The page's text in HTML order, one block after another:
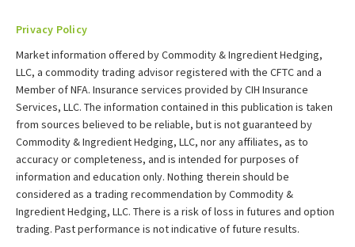
Market information offered by Commodity & Ingredient Hedging,
LLC, a commodity trading advisor registered with the CFTC and a
Member of NFA. Insurance services provided by CIH Insurance
Services, LLC. The information contained in this publication is taken
from sources believed to be reliable, but is not guaranteed by
Commodity & Ingredient Hedging, LLC, nor any affiliates, as to
accuracy or completeness, and is intended for purposes of
information and education only. Nothing therein should be
considered as a trading recommendation by Commodity &
Ingredient Hedging, LLC. There is a risk of loss in futures and option
trading. Past performance is not indicative of future results.
Privacy Policy